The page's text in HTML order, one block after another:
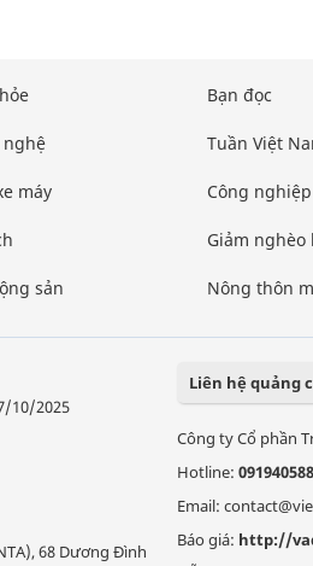
nghệ
máy
sản
Bạn đọc
Tuần Việt
Công
Giảm nghèo
Nông thôn
10/2025
68 Dương Đình
Liên hệ quảng
Công ty Cổ phần
Hotline:
Email:
Báo giá: http://